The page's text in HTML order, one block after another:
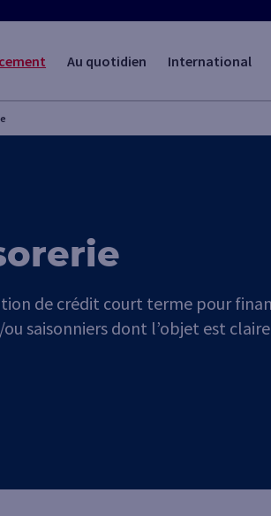
Au quotidien International
de crédit court terme pour
saisonniers dont l’objet est